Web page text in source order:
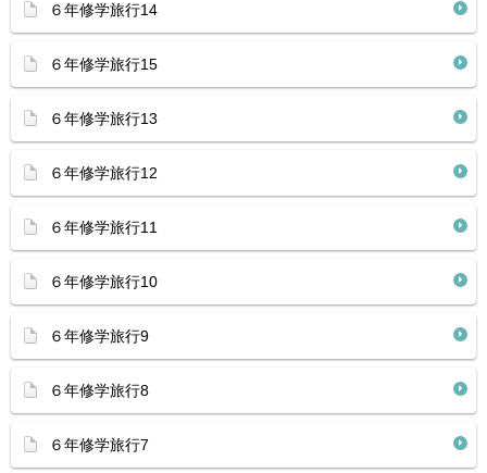
６年修学旅行14
６年修学旅行15
６年修学旅行13
６年修学旅行12
６年修学旅行11
６年修学旅行10
６年修学旅行9
６年修学旅行8
６年修学旅行7